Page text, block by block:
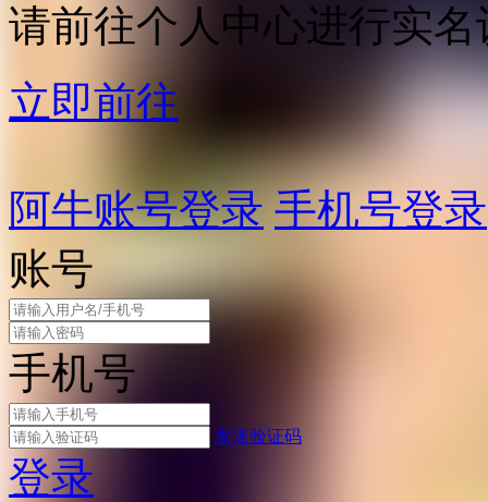
请前往个人中心进行实名
立即前往
阿牛账号登录 手机号登录
账号
手机号
发送验证码
登录